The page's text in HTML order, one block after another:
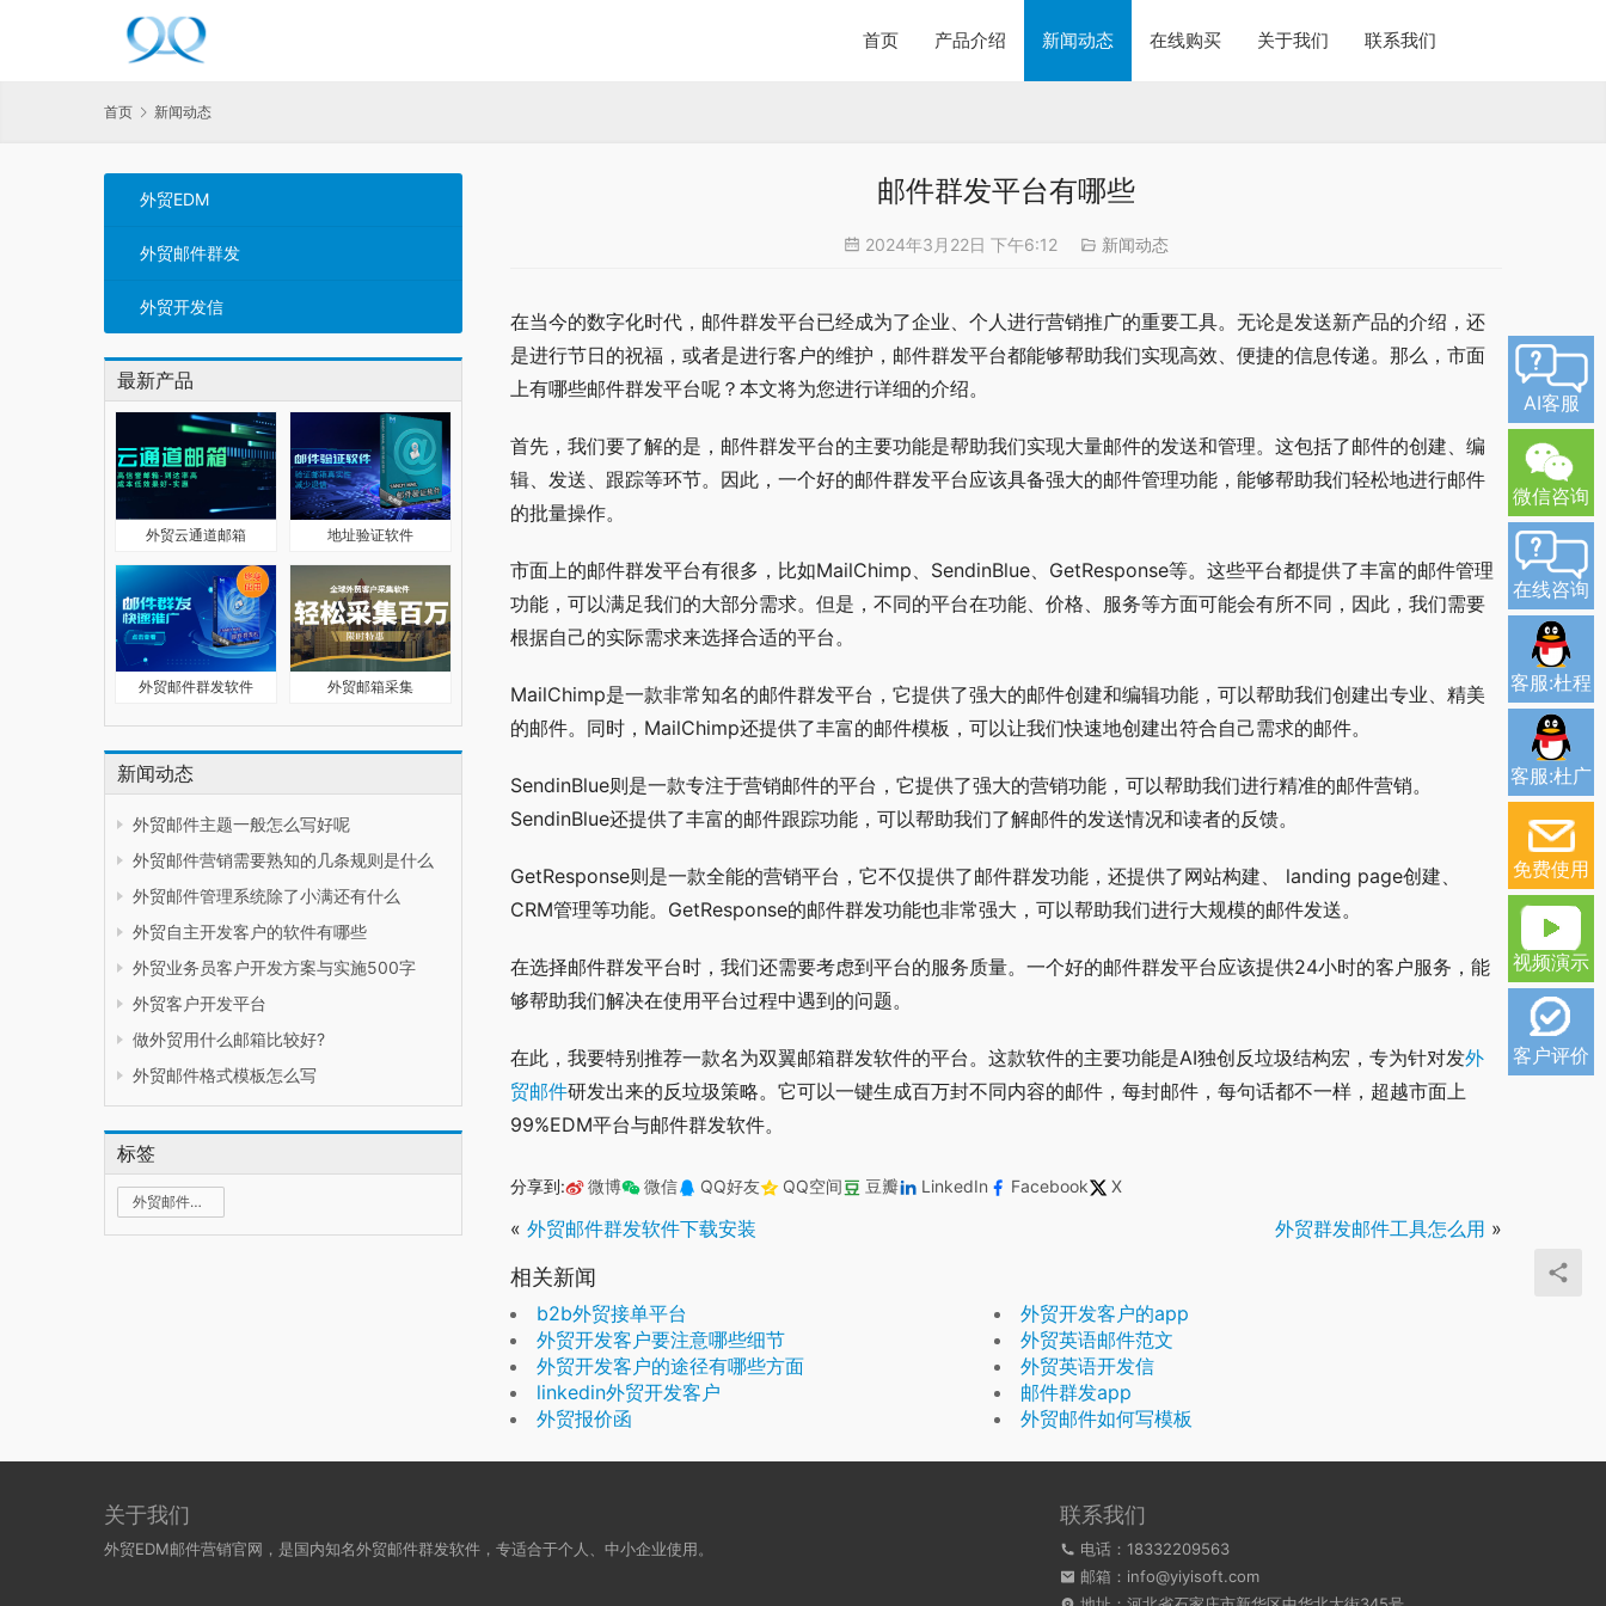
首页 产品介绍 新闻动态 在线购买 关于我们 联系我们
首页 新闻动态
外贸EDM
外贸邮件群发
外贸开发信
最新产品
外贸云通道邮箱 地址验证软件
外贸邮件群发软件 外贸邮箱采集
新闻动态
外贸邮件主题一般怎么写好呢
外贸邮件营销需要熟知的几条规则是什么
外贸邮件管理系统除了小满还有什么
外贸自主开发客户的软件有哪些
外贸业务员客户开发方案与实施500字
外贸客户开发平台
做外贸用什么邮箱比较好?
外贸邮件格式模板怎么写
标签
外贸邮件群发
邮件群发平台有哪些
2024年3月22日 下午6:12 新闻动态
在当今的数字化时代，邮件群发平台已经成为了企业、个人进行营销推广的重要工具。无论是发送新产品的介绍，还
是进行节日的祝福，或者是进行客户的维护，邮件群发平台都能够帮助我们实现高效、便捷的信息传递。那么，市面
上有哪些邮件群发平台呢？本文将为您进行详细的介绍。
首先，我们要了解的是，邮件群发平台的主要功能是帮助我们实现大量邮件的发送和管理。这包括了邮件的创建、编
辑、发送、跟踪等环节。因此，一个好的邮件群发平台应该具备强大的邮件管理功能，能够帮助我们轻松地进行邮件
的批量操作。
市面上的邮件群发平台有很多，比如MailChimp、SendinBlue、GetResponse等。这些平台都提供了丰富的邮件管理
功能，可以满足我们的大部分需求。但是，不同的平台在功能、价格、服务等方面可能会有所不同，因此，我们需要
根据自己的实际需求来选择合适的平台。
MailChimp是一款非常知名的邮件群发平台，它提供了强大的邮件创建和编辑功能，可以帮助我们创建出专业、精美
的邮件。同时，MailChimp还提供了丰富的邮件模板，可以让我们快速地创建出符合自己需求的邮件。
SendinBlue则是一款专注于营销邮件的平台，它提供了强大的营销功能，可以帮助我们进行精准的邮件营销。
SendinBlue还提供了丰富的邮件跟踪功能，可以帮助我们了解邮件的发送情况和读者的反馈。
GetResponse则是一款全能的营销平台，它不仅提供了邮件群发功能，还提供了网站构建、 landing page创建、
CRM管理等功能。GetResponse的邮件群发功能也非常强大，可以帮助我们进行大规模的邮件发送。
在选择邮件群发平台时，我们还需要考虑到平台的服务质量。一个好的邮件群发平台应该提供24小时的客户服务，能
够帮助我们解决在使用平台过程中遇到的问题。
在此，我要特别推荐一款名为双翼邮箱群发软件的平台。这款软件的主要功能是AI独创反垃圾结构宏，专为针对发外
贸邮件研发出来的反垃圾策略。它可以一键生成百万封不同内容的邮件，每封邮件，每句话都不一样，超越市面上
99%EDM平台与邮件群发软件。
分享到: 微博 微信 QQ好友 QQ空间 豆瓣 LinkedIn Facebook X
« 外贸邮件群发软件下载安装 外贸群发邮件工具怎么用 »
相关新闻
b2b外贸接单平台
外贸开发客户的app
外贸开发客户要注意哪些细节
外贸英语邮件范文
外贸开发客户的途径有哪些方面
外贸英语开发信
linkedin外贸开发客户
邮件群发app
外贸报价函
外贸邮件如何写模板
关于我们
外贸EDM邮件营销官网，是国内知名外贸邮件群发软件，专适合于个人、中小企业使用。
联系我们
电话：18332209563
邮箱：info@yiyisoft.com
AI客服
微信咨询
在线咨询
客服:杜程
客服:杜广
免费使用
视频演示
客户评价